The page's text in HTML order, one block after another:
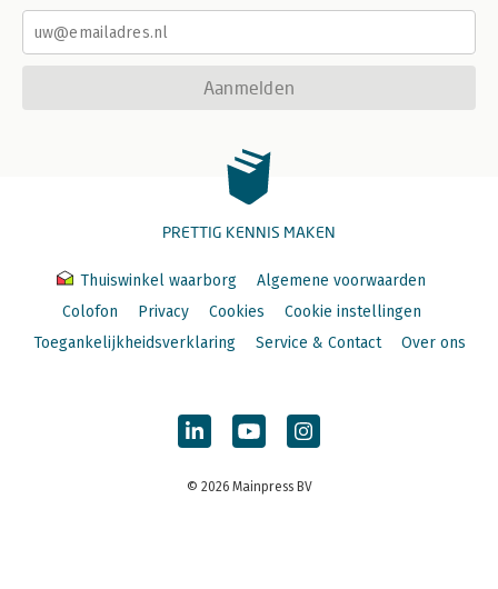
Aanmelden
PRETTIG KENNIS MAKEN
Thuiswinkel waarborg
Algemene voorwaarden
Colofon
Privacy Cookies
Cookie instellingen
Toegankelijkheidsverklaring
Service & Contact Over ons
© 2026 Mainpress BV